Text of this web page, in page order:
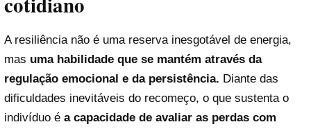
A resiliência não é uma reserva inesgotável de energia,
mas uma habilidade que se mantém através da
regulação emocional e da persistência. Diante das
dificuldades inevitáveis do recomeço, o que sustenta o
indivíduo é a capacidade de avaliar as perdas com